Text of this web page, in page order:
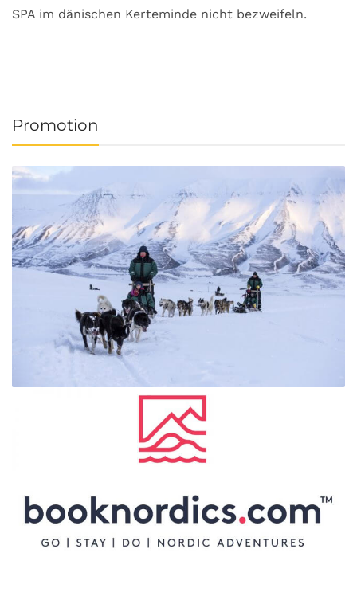
SPA im dänischen Kerteminde nicht bezweifeln.
Promotion